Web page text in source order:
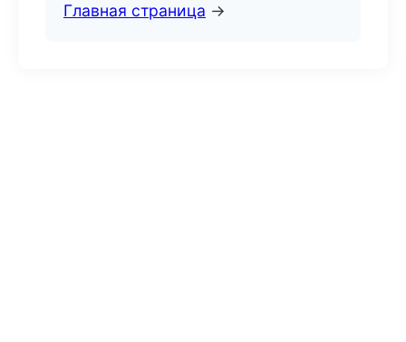
Главная страница →